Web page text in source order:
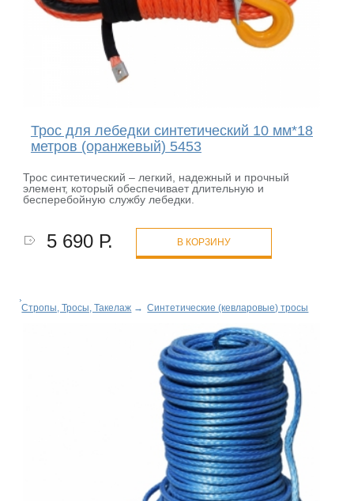
Трос для лебедки синтетический 10 мм*18
метров (оранжевый) 5453
Трос синтетический – легкий, надежный и прочный
элемент, который обеспечивает длительную и
бесперебойную службу лебедки.
5 690 Р. В КОРЗИНУ
Стропы, Тросы, Такелаж → Синтетические (кевларовые) тросы